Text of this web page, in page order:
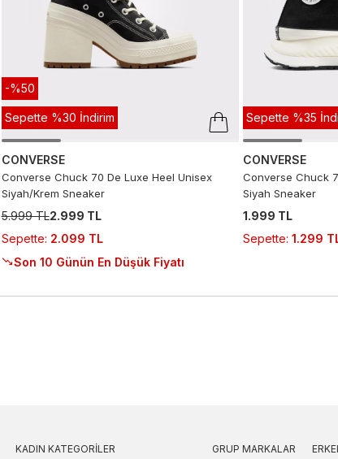
-%50
Sepette %30 İndirim
CONVERSE
Converse Chuck 70 De Luxe Heel Unisex
Siyah/Krem Sneaker
5.999 TL2.999 TL
Sepette: 2.099 TL
Son 10 Günün En Düşük Fiyatı
Sepette %35
CONVERSE
Converse Chuck
Siyah Sneaker
1.999 TL
Sepette: 1.299
KADIN KATEGORILER GRUP MARKALAR